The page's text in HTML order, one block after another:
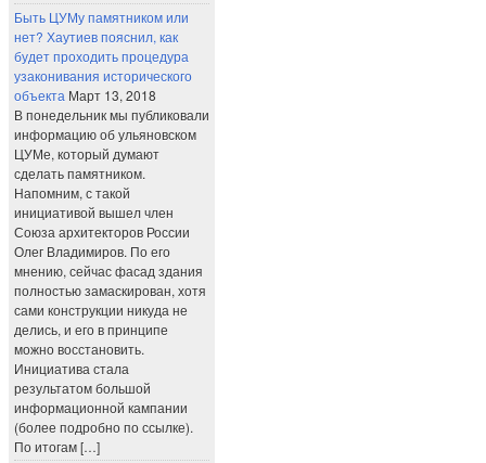
Быть ЦУМу памятником или
нет? Хаутиев пояснил, как
будет проходить процедура
узаконивания исторического
объекта Март 13, 2018
В понедельник мы публиковали
информацию об ульяновском
ЦУМе, который думают
сделать памятником.
Напомним, с такой
инициативой вышел член
Союза архитекторов России
Олег Владимиров. По его
мнению, сейчас фасад здания
полностью замаскирован, хотя
сами конструкции никуда не
делись, и его в принципе
можно восстановить.
Инициатива стала
результатом большой
информационной кампании
(более подробно по ссылке).
По итогам […]